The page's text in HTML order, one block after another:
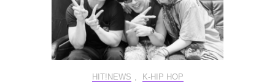
HIT!NEWS K-HIP HOP